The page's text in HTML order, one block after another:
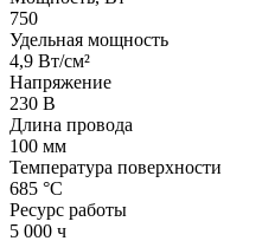
750
Удельная мощность
4,9 Вт/см²
Напряжение
230 В
Длина провода
100 мм
Температура поверхности
685 °С
Ресурс работы
5 000 ч